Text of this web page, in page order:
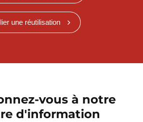
une réutilisation
vous à notre
d'information